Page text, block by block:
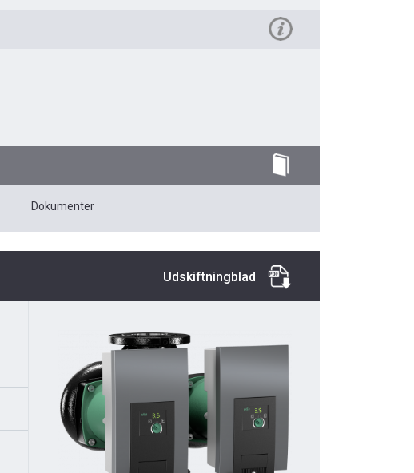
Dokumenter
Udskiftningblad